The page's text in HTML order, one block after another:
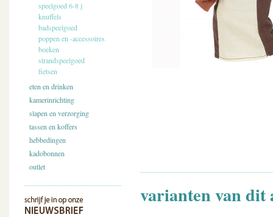
speelgoed 6-8 j
knuffels
badspeelgoed
poppen en -accessoires
boeken
strandspeelgoed
fietsen
eten en drinken
kamerinrichting
slapen en verzorging
tassen en koffers
hebbedingen
kadobonnen
outlet
varianten van